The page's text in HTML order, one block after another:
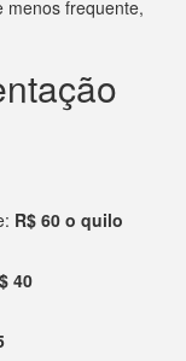
menos frequente,
R$ 60 o quilo
40